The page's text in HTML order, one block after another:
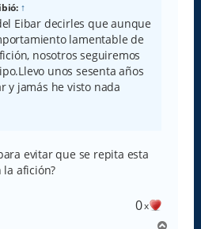
↑
Eibar decirles que aunque
lamentable de
nosotros seguiremos
unos sesenta años
y jamás he visto nada
evitar que se repita esta
afición?
0x